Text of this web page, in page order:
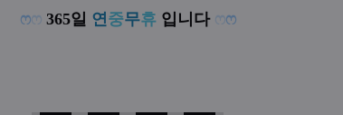
ෆෆ365일 연 중무휴입니다 ෆෆ